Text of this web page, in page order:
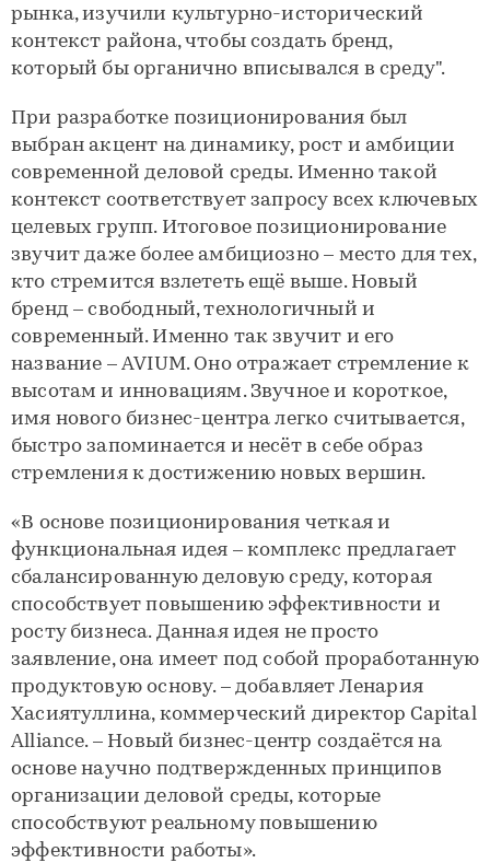
рынка, изучили культурно-исторический
контекст района, чтобы создать бренд,
который бы органично вписывался в среду".
При разработке позиционирования был
выбран акцент на динамику, рост и амбиции
современной деловой среды. Именно такой
контекст соответствует запросу всех ключевых
целевых групп. Итоговое позиционирование
звучит даже более амбициозно – место для тех,
кто стремится взлететь ещё выше. Новый
бренд – свободный, технологичный и
современный. Именно так звучит и его
название – AVIUM. Оно отражает стремление к
высотам и инновациям. Звучное и короткое,
имя нового бизнес-центра легко считывается,
быстро запоминается и несёт в себе образ
стремления к достижению новых вершин.
«В основе позиционирования четкая и
функциональная идея – комплекс предлагает
сбалансированную деловую среду, которая
способствует повышению эффективности и
росту бизнеса. Данная идея не просто
заявление, она имеет под собой проработанную
продуктовую основу. – добавляет Ленария
Хасиятуллина, коммерческий директор Capital
Alliance. – Новый бизнес-центр создаётся на
основе научно подтвержденных принципов
организации деловой среды, которые
способствуют реальному повышению
эффективности работы».